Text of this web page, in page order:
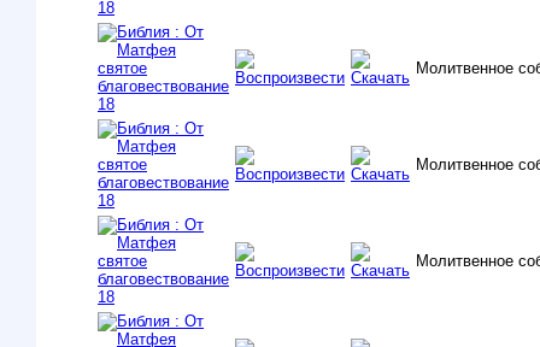
Молитвенное
Молитвенное
Молитвенное